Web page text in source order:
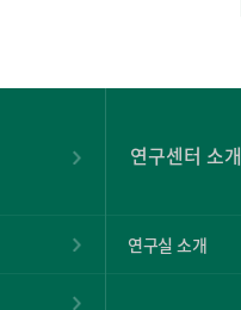
연구센터 소개
연구실 소개